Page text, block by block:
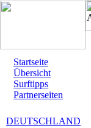
Startseite
Übersicht
Surftipps
Partnerseiten
DEUTSCHLAND